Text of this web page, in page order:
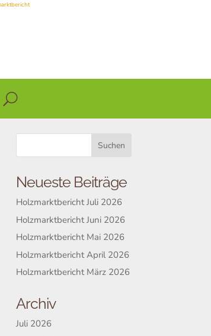
Neueste Beiträge
Holzmarktbericht Juli 2026
Holzmarktbericht Juni 2026
Holzmarktbericht Mai 2026
Holzmarktbericht April 2026
Holzmarktbericht März 2026
Archiv
Juli 2026